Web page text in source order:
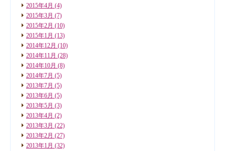
2015年4月 (4)
2015年3月 (7)
2015年2月 (10)
2015年1月 (13)
2014年12月 (10)
2014年11月 (28)
2014年10月 (8)
2014年7月 (5)
2013年7月 (5)
2013年6月 (5)
2013年5月 (3)
2013年4月 (2)
2013年3月 (22)
2013年2月 (27)
2013年1月 (32)